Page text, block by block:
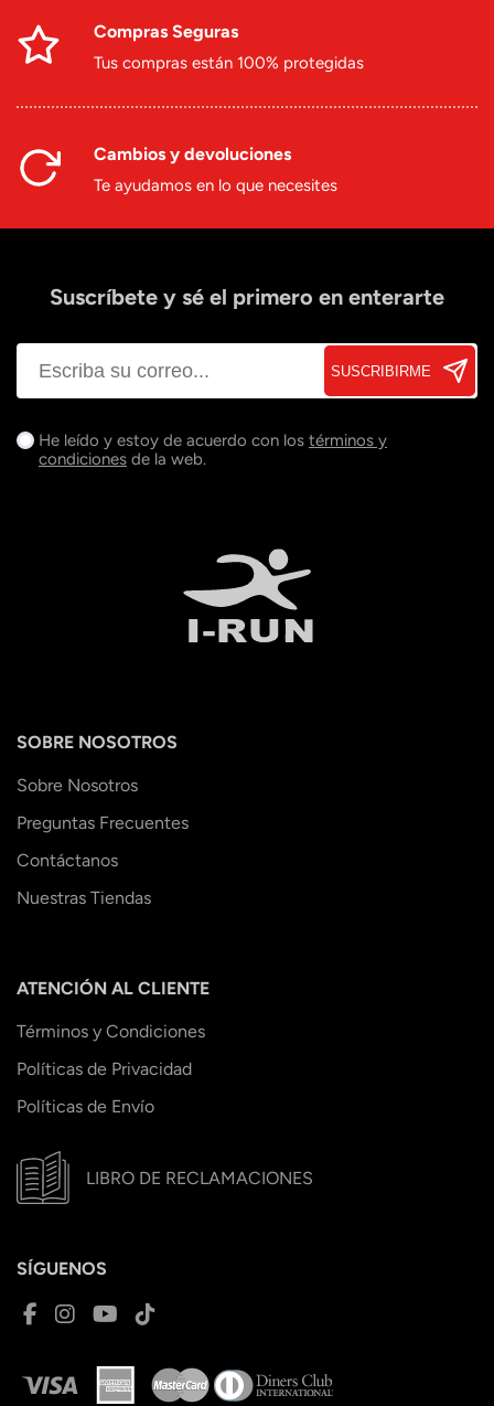
Compras Seguras
Tus compras están 100% protegidas
Cambios y devoluciones
Te ayudamos en lo que necesites
Suscríbete y sé el primero en enterarte
SUSCRIBIRME
He leído y estoy de acuerdo con los términos y
condiciones de la web.
SOBRE NOSOTROS
Sobre Nosotros
Preguntas Frecuentes
Contáctanos
Nuestras Tiendas
ATENCIÓN AL CLIENTE
Términos y Condiciones
Políticas de Privacidad
Políticas de Envío
LIBRO DE RECLAMACIONES
SÍGUENOS